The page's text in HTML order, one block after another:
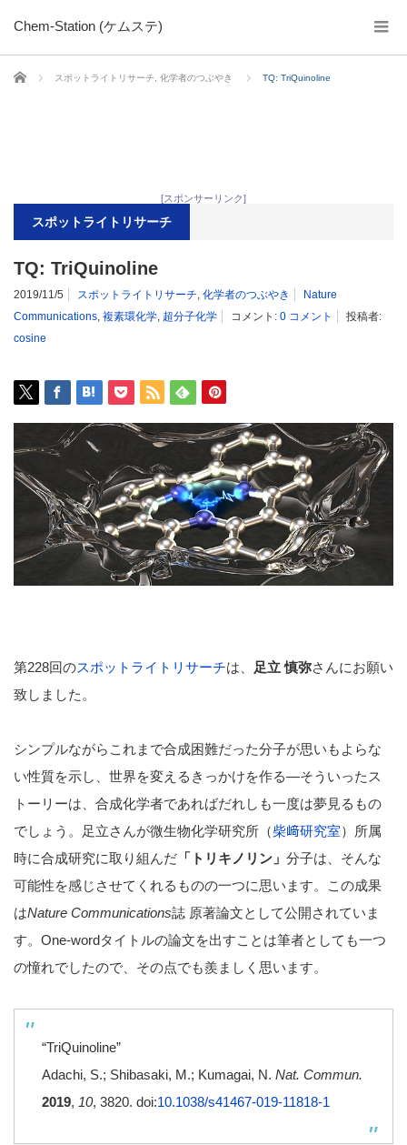
Chem-Station (ケムステ)
ホーム スポットライトリサーチ 化学者のつぶやき TQ: TriQuinoline
[スポンサーリンク]
スポットライトリサーチ
TQ: TriQuinoline
2019/11/5 スポットライトリサーチ, 化学者のつぶやき
Nature
Communications, 複素環化学, 超分子化学 コメント: 0 コメント
投稿者:
cosine
第228回のスポットライトリサーチは、 足立 慎弥さんにお願い
致しました。
シンプルながらこれまで合成困難だった分子が思いもよらな
い性質を示し、世界を変えるきっかけを作る―そういったス
トーリーは、合成化学者であればだれしも一度は夢見るもの
でしょう。足立さんが微生物化学研究所（柴﨑研究室）所属
時に合成研究に取り組んだ 「トリキノリン」 分子は、そんな
可能性を感じさせてくれるものの一つに思います。この成果
はNature Communications誌 原著論文として公開されていま
す。One-wordタイトルの論文を出すことは筆者としても一つ
の憧れでしたので、その点でも羨ましく思います。
“TriQuinoline”
Adachi, S.; Shibasaki, M.; Kumagai, N. Nat. Commun.
2019, 10, 3820. doi:10.1038/s41467-019-11818-1